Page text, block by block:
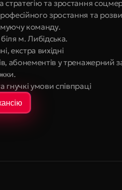
стратегію та зростання
зростання та
команду.
м. Либідська.
екстра вихідні
абонементів у тренажерний
умови співпраці